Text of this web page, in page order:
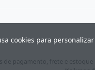
de pagamento, frete e
cookies para